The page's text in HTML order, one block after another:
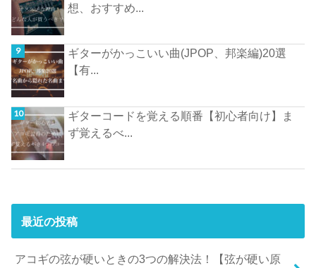
想、おすすめ...
ギターがかっこいい曲(JPOP、邦楽編)20選
【有...
ギターコードを覚える順番【初心者向け】ま
ず覚えるべ...
最近の投稿
アコギの弦が硬いときの3つの解決法！【弦が硬い原